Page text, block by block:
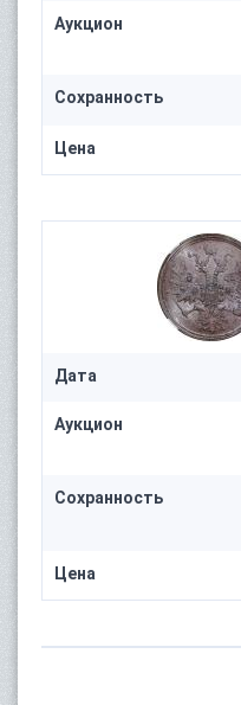
Аукцион
Сохранность
Цена
Дата
Аукцион
Сохранность
Цена